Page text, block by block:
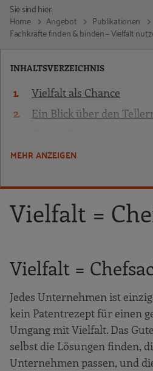
Sie sind hier:
Home
Angebot Publikationen
Fachkräfte finden & binden – Vielfalt
INHALTSVERZEICHNIS
Vielfalt als Chance
Ein Blick über den
Profil festlegen
Passende
Ein guter Start
Checklisten rund
Am Ball bleiben
Fachkräfte langfristig
MEHR ANZEIGEN
Vielfalt =
Vielfalt =
Jedes Unternehmen ist
kein Patentrezept für einen
Umgang mit Vielfalt. Das
selbst die Lösungen finden,
Unternehmen passen, und